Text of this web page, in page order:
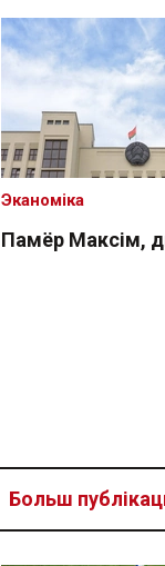
Памёр Максім,
Эканоміка
Больш